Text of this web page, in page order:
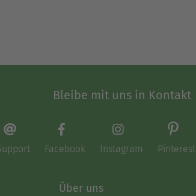
Bleibe mit uns in Kontakt
Facebook Instagram Pinterest
Über uns